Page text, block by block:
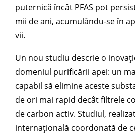
puternică încât PFAS pot
mii de ani, acumulându-se în
vii.
Un nou studiu descrie o
domeniul purificării apei: un
capabil să elimine aceste
de ori mai rapid decât filtrele
de carbon activ. Studiul,
internațională coordonată de